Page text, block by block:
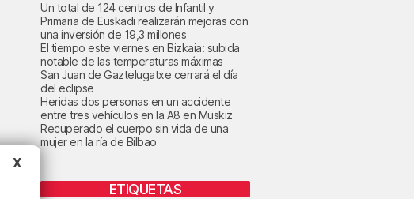
Un total de 124 centros de Infantil y
Primaria de Euskadi realizarán mejoras con
una inversión de 19,3 millones
El tiempo este viernes en Bizkaia: subida
notable de las temperaturas máximas
San Juan de Gaztelugatxe cerrará el día
del eclipse
Heridas dos personas en un accidente
entre tres vehículos en la A8 en Muskiz
Recuperado el cuerpo sin vida de una
mujer en la ría de Bilbao
ETIQUETAS
X